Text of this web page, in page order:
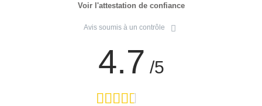
Voir l'attestation de confiance
Avis soumis à un contrôle
4.7 /5